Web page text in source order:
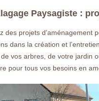
Paysagiste :
des projets d’aménagement
dans la création et
vos arbres, de votre jardin
pour tous vos besoins en